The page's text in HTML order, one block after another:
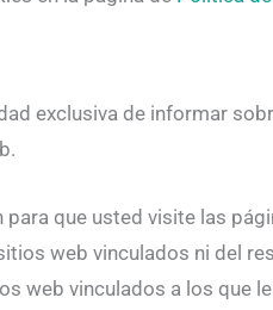
exclusiva de informar
que usted visite las
web vinculados ni del
web vinculados a los que